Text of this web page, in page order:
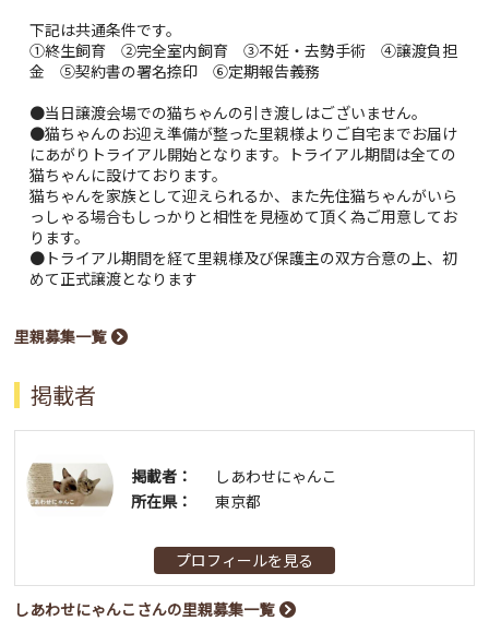
下記は共通条件です。
①終生飼育 ②完全室内飼育 ③不妊・去勢手術 ④譲渡負担
金 ⑤契約書の署名捺印 ⑥定期報告義務
●当日譲渡会場での猫ちゃんの引き渡しはございません。
●猫ちゃんのお迎え準備が整った里親様よりご自宅までお届け
にあがりトライアル開始となります。トライアル期間は全ての
猫ちゃんに設けております。
猫ちゃんを家族として迎えられるか、また先住猫ちゃんがいら
っしゃる場合もしっかりと相性を見極めて頂く為ご用意してお
ります。
●トライアル期間を経て里親様及び保護主の双方合意の上、初
めて正式譲渡となります
里親募集一覧
掲載者
掲載者：
しあわせにゃんこ
所在県：
東京都
プロフィールを見る
しあわせにゃんこさんの里親募集一覧